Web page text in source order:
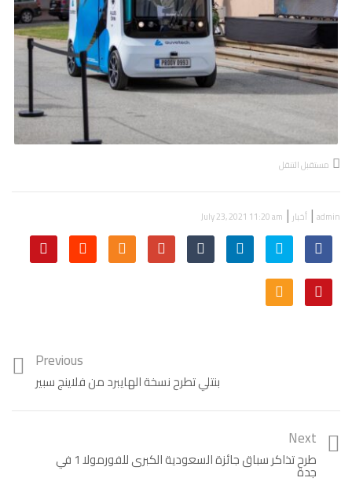
مستقبل التنقل
admin
| أخبار|
July 23, 2021 11:20 am
Previous
بنتلي تطرح نسخة الهايبرد من فلاينج سبير
Next
طرح تذاكر سباق جائزة السعودية الكبرى للفورمولا 1 في
جدة